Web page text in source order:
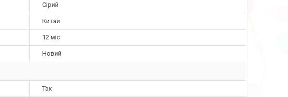
Сірий
Китай
12 міс
Новий
Так